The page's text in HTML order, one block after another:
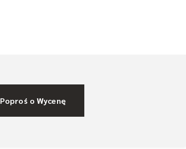
Poproś o Wycenę